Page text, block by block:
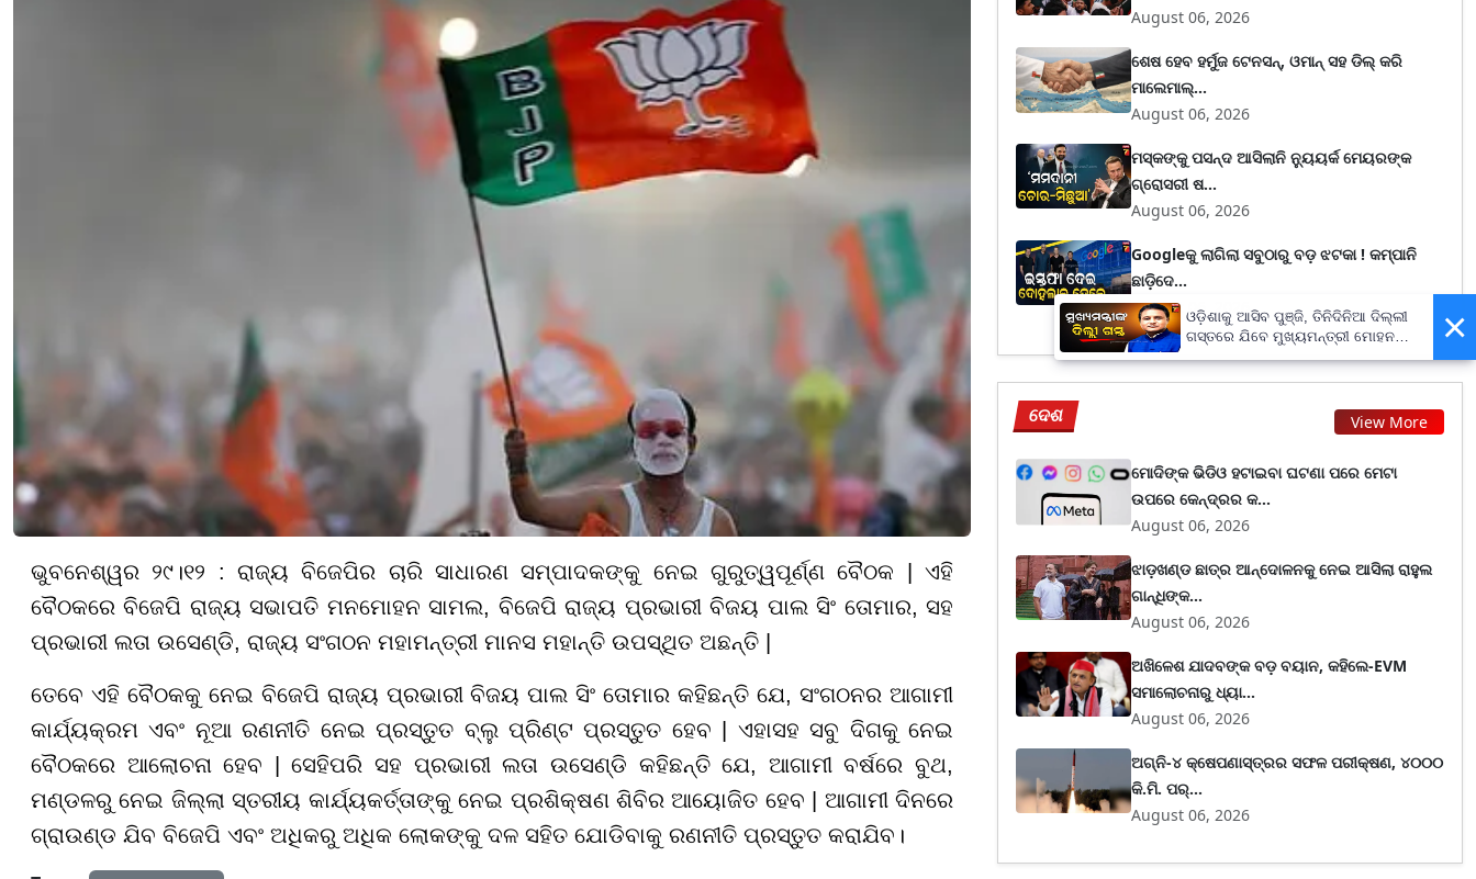
ଭୁବନେଶ୍ୱର ୨୯।୧୨ : ରାଜ୍ୟ ବିଜେପିର ଚାରି ସାଧାରଣ ସମ୍ପାଦକଙ୍କୁ ନେଇ ଗୁରୁତ୍ୱପୂର୍ଣ୍ଣ ବୈଠକ | ଏହି
ବୈଠକରେ ବିଜେପି ରାଜ୍ୟ ସଭାପତି ମନମୋହନ ସାମଲ, ବିଜେପି ରାଜ୍ୟ ପ୍ରଭାରୀ ବିଜୟ ପାଲ ସିଂ ତୋମାର, ସହ
ପ୍ରଭାରୀ ଲତା ଉସେଣ୍ଡି, ରାଜ୍ୟ ସଂଗଠନ ମହାମନ୍ତ୍ରୀ ମାନସ ମହାନ୍ତି ଉପସ୍ଥିତ ଅଛନ୍ତି |
ତେବେ ଏହି ବୈଠକକୁ ନେଇ ବିଜେପି ରାଜ୍ୟ ପ୍ରଭାରୀ ବିଜୟ ପାଲ ସିଂ ତୋମାର କହିଛନ୍ତି ଯେ, ସଂଗଠନର ଆଗାମୀ
କାର୍ଯ୍ୟକ୍ରମ ଏବଂ ନୂଆ ରଣନୀତି ନେଇ ପ୍ରସ୍ତୁତ ବ୍ଲୁ ପ୍ରିଣ୍ଟ ପ୍ରସ୍ତୁତ ହେବ | ଏହାସହ ସବୁ ଦିଗକୁ ନେଇ
ବୈଠକରେ ଆଲୋଚନା ହେବ | ସେହିପରି ସହ ପ୍ରଭାରୀ ଲତା ଉସେଣ୍ଡି କହିଛନ୍ତି ଯେ, ଆଗାମୀ ବର୍ଷରେ ବୁଥ,
ମଣ୍ଡଳରୁ ନେଇ ଜିଲ୍ଲା ସ୍ତରୀୟ କାର୍ଯ୍ୟକର୍ତ୍ତାଙ୍କୁ ନେଇ ପ୍ରଶିକ୍ଷଣ ଶିବିର ଆୟୋଜିତ ହେବ | ଆଗାମୀ ଦିନରେ
ଗ୍ରାଉଣ୍ଡ ଯିବ ବିଜେପି ଏବଂ ଅଧିକରୁ ଅଧିକ ଲୋକଙ୍କୁ ଦଳ ସହିତ ଯୋଡିବାକୁ ରଣନୀତି ପ୍ରସ୍ତୁତ କରାଯିବ।
August 06, 2026
ଶେଷ ହେବ ହର୍ମୁଜ ଟେନସନ୍, ଓମାନ୍ ସହ ଡିଲ୍ କରି
ମାଲେମାଲ୍...
August 06, 2026
ମସ୍କଙ୍କୁ ପସନ୍ଦ ଆସିଲାନି ନ୍ୟୁୟର୍କ ମେୟରଙ୍କ
ଗ୍ରୋସରୀ ଷ...
August 06, 2026
Googleକୁ ଲାଗିଲା ସବୁଠାରୁ ବଡ଼ ଝଟକା ! କମ୍ପାନି
ଛାଡ଼ିଦେ...
August 06, 2026
ଦେଶ View More
ମୋଦିଙ୍କ ଭିଡିଓ ହଟାଇବା ଘଟଣା ପରେ ମେଟା
ଉପରେ କେନ୍ଦ୍ରର କ...
August 06, 2026
ଝାଡ଼ଖଣ୍ଡ ଛାତ୍ର ଆନ୍ଦୋଳନକୁ ନେଇ ଆସିଲା ରାହୁଲ
ଗାନ୍ଧିଙ୍କ...
August 06, 2026
ଅଖିଳେଶ ଯାଦବଙ୍କ ବଡ଼ ବୟାନ, କହିଲେ-EVM
ସମାଲୋଚନାରୁ ଧ୍ୟା...
August 06, 2026
ଅଗ୍ନି-୪ କ୍ଷେପଣାସ୍ତ୍ରର ସଫଳ ପରୀକ୍ଷଣ, ୪୦୦୦
କି.ମି. ପର୍...
August 06, 2026
×
ଓଡ଼ିଶାକୁ ଆସିବ ପୁଞ୍ଜି, ତିନିଦିନିଆ ଦିଲ୍ଲୀ
ଗସ୍ତରେ ଯିବେ ମୁଖ୍ୟମନ୍ତ୍ରୀ ମୋହନ
ମାଝୀ